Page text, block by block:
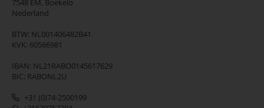
7548 EM, Boekelo
Nederland
BTW: NL001406482B41
KVK: 60566981
IBAN: NL21RABO0145617629
BIC: RABONL2U
+31 (0)74-2500199